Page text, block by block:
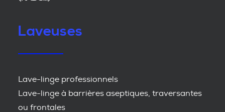
Laveuses
Lave-linge professionnels
Lave-linge à barrières aseptiques, traversantes
ou frontales